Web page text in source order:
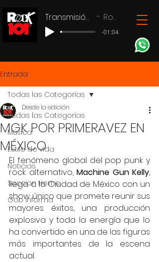
Transmisión en vivo Rock 101
-01:04
Entrada
Todas las Categorías
Música
Estilo de vida
Noticias
Seccion Home
Gob Informa
Todas las Categorías
MGK POR PRIMERAVEZ EN
MÉXICO
Desde la edición
El fenómeno global del pop punk y
rock alternativo, Machine Gun Kelly,
llega a la Ciudad de México con un
show único que promete reunir sus
mayores éxitos, una producción
explosiva y toda la energía que lo
ha convertido en una de las figuras
más importantes de la escena
actual.